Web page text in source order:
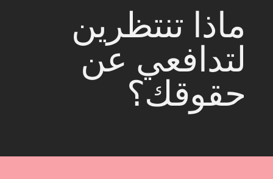
ماذا تنتظرين
لتدافعي عن
حقوقك؟